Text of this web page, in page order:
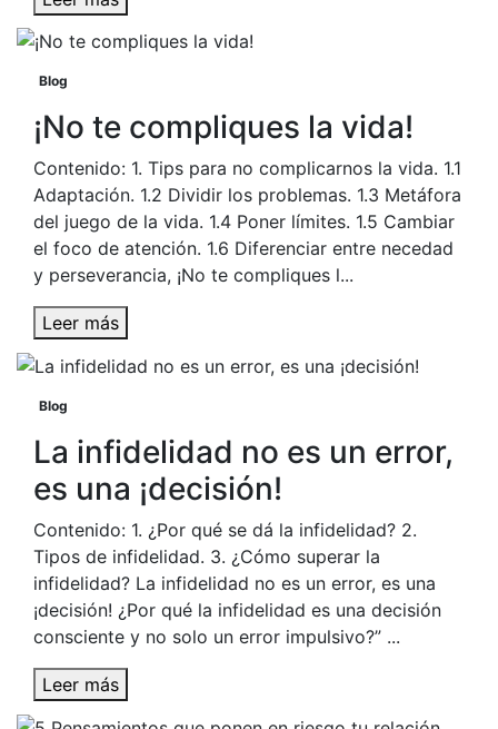
Blog
¡No te compliques la vida!
Contenido: 1. Tips para no complicarnos la vida. 1.1
Adaptación. 1.2 Dividir los problemas. 1.3 Metáfora
del juego de la vida. 1.4 Poner límites. 1.5 Cambiar
el foco de atención. 1.6 Diferenciar entre necedad
y perseverancia, ¡No te compliques l...
Leer más
Blog
La infidelidad no es un error,
es una ¡decisión!
Contenido: 1. ¿Por qué se dá la infidelidad? 2.
Tipos de infidelidad. 3. ¿Cómo superar la
infidelidad? La infidelidad no es un error, es una
¡decisión! ¿Por qué la infidelidad es una decisión
consciente y no solo un error impulsivo?” ...
Leer más